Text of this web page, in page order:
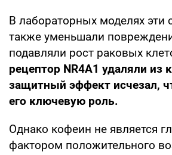
В лабораторных моделях эти
также уменьшали
подавляли рост раковых
рецептор NR4A1 удаляли из
защитный эффект исчезал,
его ключевую роль.
Однако кофеин не является
фактором положительного